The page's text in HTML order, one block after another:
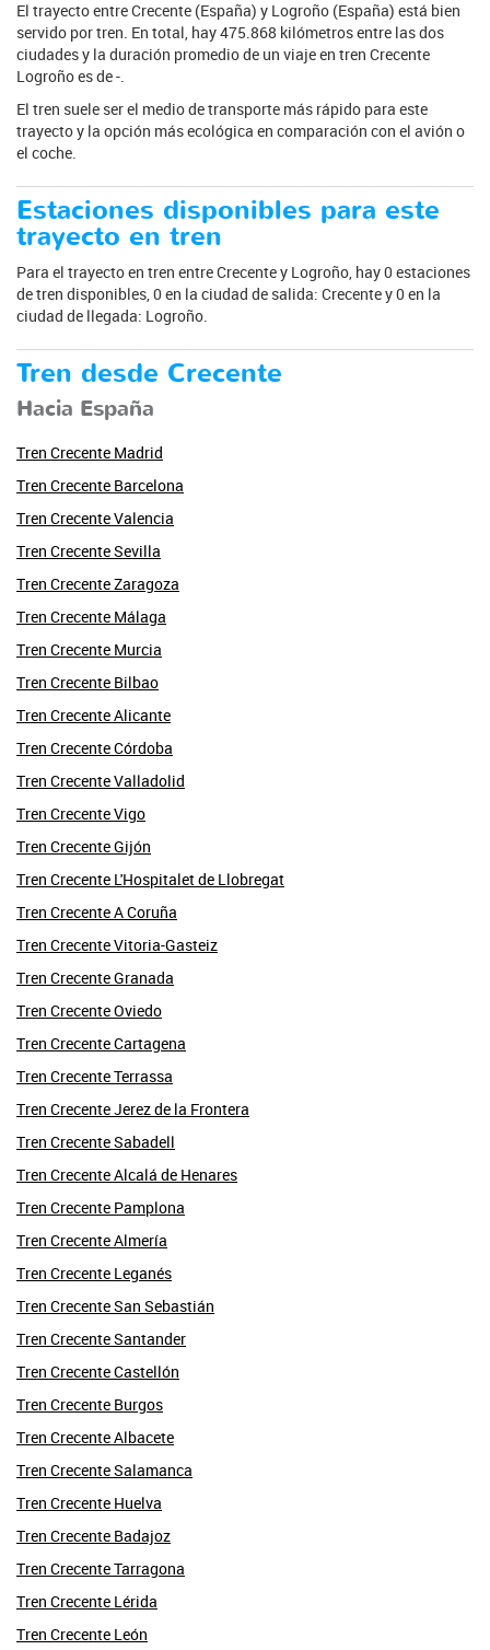
El trayecto entre Crecente (España) y Logroño (España) está bien
servido por tren. En total, hay 475.868 kilómetros entre las dos
ciudades y la duración promedio de un viaje en tren Crecente
Logroño es de -.
El tren suele ser el medio de transporte más rápido para este
trayecto y la opción más ecológica en comparación con el avión o
el coche.
Estaciones disponibles para este
trayecto en tren
Para el trayecto en tren entre Crecente y Logroño, hay 0 estaciones
de tren disponibles, 0 en la ciudad de salida: Crecente y 0 en la
ciudad de llegada: Logroño.
Tren desde Crecente
Hacia España
Tren Crecente Madrid
Tren Crecente Barcelona
Tren Crecente Valencia
Tren Crecente Sevilla
Tren Crecente Zaragoza
Tren Crecente Málaga
Tren Crecente Murcia
Tren Crecente Bilbao
Tren Crecente Alicante
Tren Crecente Córdoba
Tren Crecente Valladolid
Tren Crecente Vigo
Tren Crecente Gijón
Tren Crecente L'Hospitalet de Llobregat
Tren Crecente A Coruña
Tren Crecente Vitoria-Gasteiz
Tren Crecente Granada
Tren Crecente Oviedo
Tren Crecente Cartagena
Tren Crecente Terrassa
Tren Crecente Jerez de la Frontera
Tren Crecente Sabadell
Tren Crecente Alcalá de Henares
Tren Crecente Pamplona
Tren Crecente Almería
Tren Crecente Leganés
Tren Crecente San Sebastián
Tren Crecente Santander
Tren Crecente Castellón
Tren Crecente Burgos
Tren Crecente Albacete
Tren Crecente Salamanca
Tren Crecente Huelva
Tren Crecente Badajoz
Tren Crecente Tarragona
Tren Crecente Lérida
Tren Crecente León